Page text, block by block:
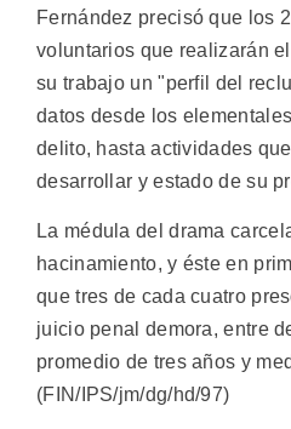
Fernández precisó que los
voluntarios que realizarán
su trabajo un "perfil del
datos desde los
delito, hasta actividades
desarrollar y estado de su
La médula del drama
hacinamiento, y éste en
que tres de cada cuatro
juicio penal demora, entre
promedio de tres años y
(FIN/IPS/jm/dg/hd/97)